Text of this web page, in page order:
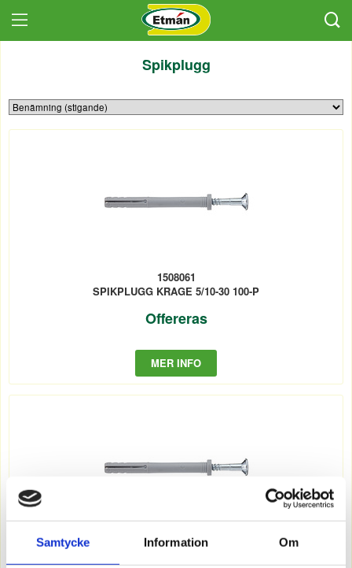
Samtycke Information Om
Spikplugg
1508061
SPIKPLUGG KRAGE 5/10-30 100-P
Offereras
MER INFO
1508062